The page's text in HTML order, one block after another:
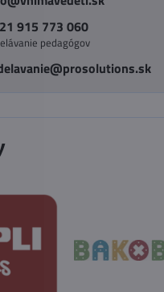
915 773 060
pedagógov